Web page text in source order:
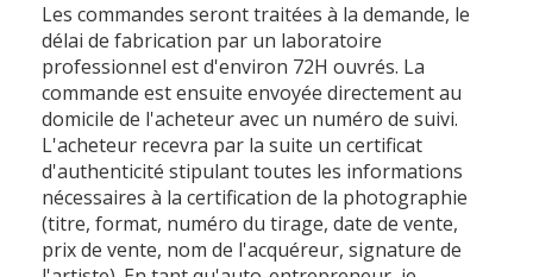
Les commandes seront traitées à la demande, le
délai de fabrication par un laboratoire
professionnel est d'environ 72H ouvrés. La
commande est ensuite envoyée directement au
domicile de l'acheteur avec un numéro de suivi.
L'acheteur recevra par la suite un certificat
d'authenticité stipulant toutes les informations
nécessaires à la certification de la photographie
(titre, format, numéro du tirage, date de vente,
prix de vente, nom de l'acquéreur, signature de